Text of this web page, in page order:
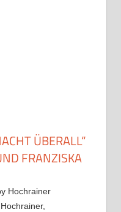
ÜBERALL“
FRANZISKA
Hochrainer
,